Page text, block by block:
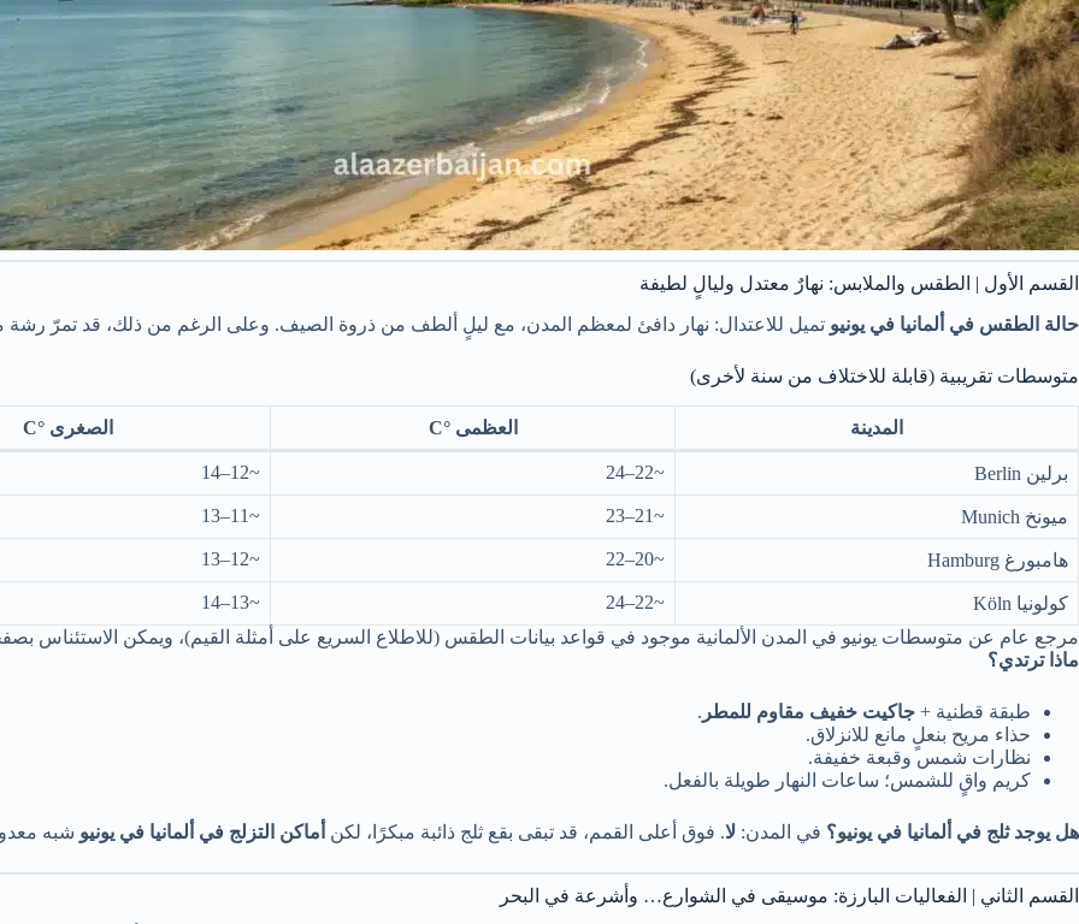
القسم الأول | الطقس والملابس: نهارٌ معتدل وليالٍ لطيفة
حالة الطقس في ألمانيا في يونيو تميل للاعتدال: نهار دافئ لمعظم المدن، مع ليلٍ ألطف من ذروة الصيف. وعلى الرغم من ذلك، قد تمرّ رشة
متوسطات تقريبية (قابلة للاختلاف من سنة لأخرى)
المدينة العظمى °C الصغرى °C
برلين Berlin ~22–24
~12–14
ميونخ Munich ~21–23
~11–13
هامبورغ Hamburg ~20–22
~12–13
كولونيا Köln ~22–24
~13–14
مرجع عام عن متوسطات يونيو في المدن الألمانية موجود في قواعد بيانات الطقس (للاطلاع السريع على أمثلة القيم)، ويمكن الاستئناس
ماذا ترتدي؟
طبقة قطنية + جاكيت خفيف مقاوم للمطر .
حذاء مريح بنعلٍ مانع للانزلاق.
نظارات شمس وقبعة خفيفة.
كريم واقٍ للشمس؛ ساعات النهار طويلة بالفعل.
هل يوجد ثلج في ألمانيا في يونيو؟ في المدن: لا. فوق أعلى القمم، قد تبقى بقع ثلج ذائبة مبكرًا، لكن أماكن التزلج في ألمانيا في يونيو شبه
القسم الثاني | الفعاليات البارزة: موسيقى في الشوارع… وأشرعة في البحر